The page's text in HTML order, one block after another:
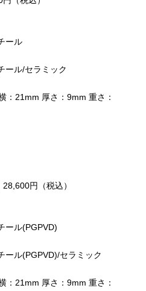
ール
ール/セラミック
：21mm 厚さ：9mm 重さ：
円（税込）
ール(PGPVD)
ール(PGPVD)/セラミック
：21mm 厚さ：9mm 重さ：